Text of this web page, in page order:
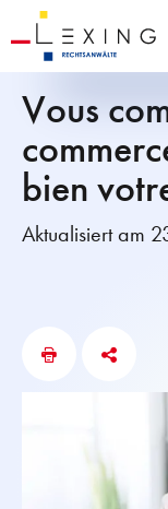
Vous
bien
Aktualisiert am